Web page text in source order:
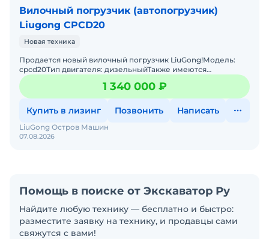
Вилочный погрузчик (автопогрузчик)
Liugong CPCD20
Новая техника
Продается новый вилочный погрузчик LiuGong!Модель:
cpcd20Тип двигателя: дизельныйТакже имеются
погрузчики: электрические, газ/бензинТип шин:
пневматическиеВысот1 340 000 ₽
Купить в лизинг Позвонить Написать
07.08.2026
LiuGong Остров Машин
Помощь в поиске от Экскаватор Ру
Найдите любую технику — бесплатно и быстро:
разместите заявку на технику, и продавцы сами
свяжутся с вами!